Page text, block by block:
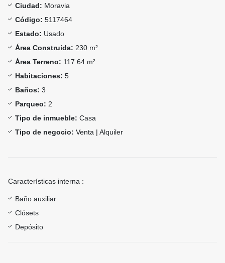
Ciudad: Moravia
Código: 5117464
Estado: Usado
Área Construida: 230 m²
Área Terreno: 117.64 m²
Habitaciones: 5
Baños: 3
Parqueo: 2
Tipo de inmueble: Casa
Tipo de negocio: Venta | Alquiler
Características interna :
Baño auxiliar
Clósets
Depósito